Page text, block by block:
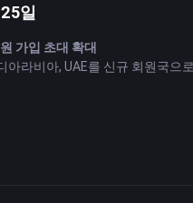
에 연결된 장치에 접근했습니
리지 플랫폼 사용자를 손상시
로 2.5~3% 범위에 머물 것이
시키는 안전 자산으로 계속 보고
일
가입 초대 확대
라비아, UAE를 신규 회원국으